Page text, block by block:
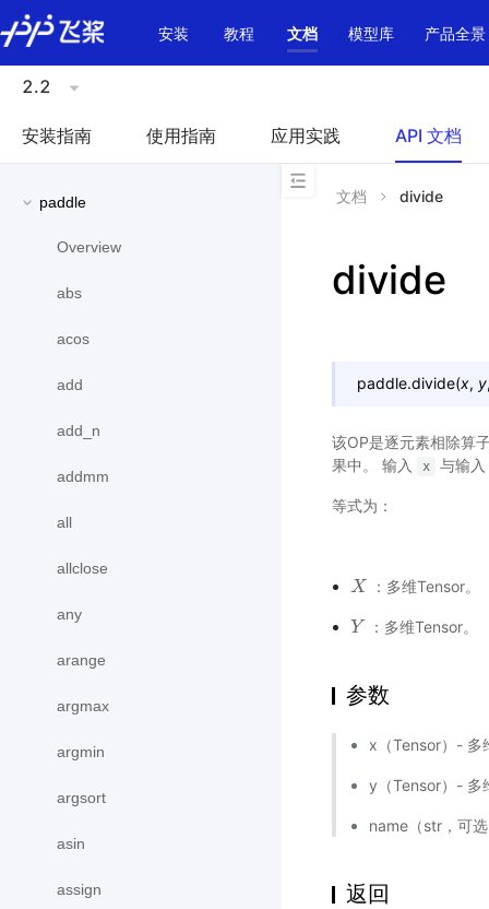
\u200E
安装
教程 文档 模型库 产品全景
2.2
安装指南 使用指南 应用实践 API 文档
paddle
Overview
abs
acos
add
add_n
addmm
all
allclose
any
arange
argmax
argmin
argsort
asin
assign
文档 divide
divide
paddle.divide(x, y
该OP是逐元素相除算
果中。 输入
x 与输入
等式为：
X
X ：多维Tensor。
Y
Y ：多维Tensor。
参数
x（Tensor）-
y（Tensor）-
name（str，可
返回